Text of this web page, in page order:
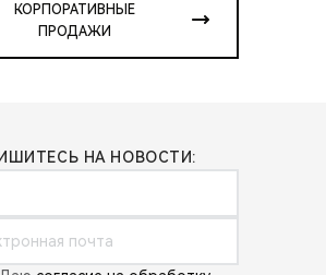
КОРПОРАТИВНЫЕ
ПРОДАЖИ
НА НОВОСТИ: